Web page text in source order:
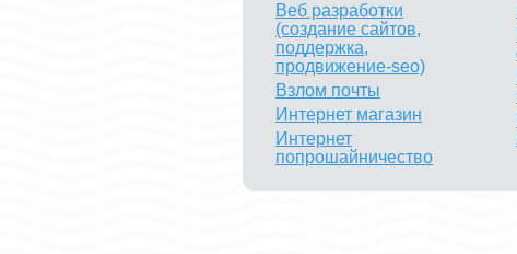
Веб разработки
(создание сайтов,
поддержка,
продвижение-seo)
Взлом почты
Интернет магазин
Интернет
попрошайничество